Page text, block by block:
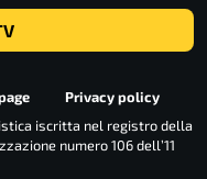
Privacy policy
iscritta nel registro della
numero 106 dell’11